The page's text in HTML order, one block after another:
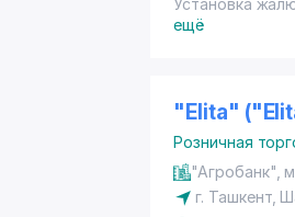
Установка
ещё
"Elita"
Розничная
"Агробанк",
г. Ташкент,